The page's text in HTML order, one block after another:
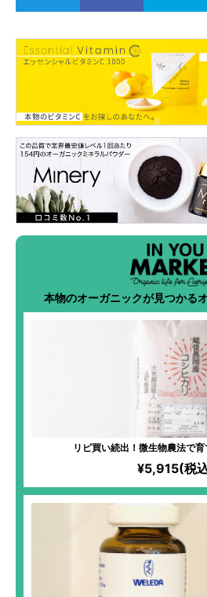
本物のオーガニックが見つかる
リピ買い続出！微生物農法で育
¥5,915(税